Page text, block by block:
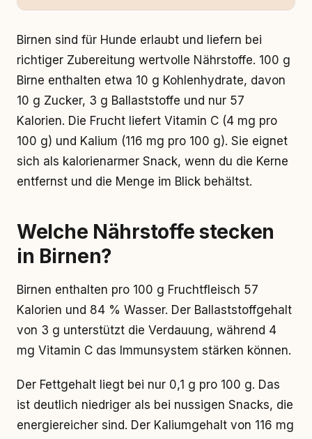
Birnen sind für Hunde erlaubt und liefern bei
richtiger Zubereitung wertvolle Nährstoffe. 100 g
Birne enthalten etwa 10 g Kohlenhydrate, davon
10 g Zucker, 3 g Ballaststoffe und nur 57
Kalorien. Die Frucht liefert Vitamin C (4 mg pro
100 g) und Kalium (116 mg pro 100 g). Sie eignet
sich als kalorienarmer Snack, wenn du die Kerne
entfernst und die Menge im Blick behältst.
Welche Nährstoffe stecken
in Birnen?
Birnen enthalten pro 100 g Fruchtfleisch 57
Kalorien und 84 % Wasser. Der Ballaststoffgehalt
von 3 g unterstützt die Verdauung, während 4
mg Vitamin C das Immunsystem stärken können.
Der Fettgehalt liegt bei nur 0,1 g pro 100 g. Das
ist deutlich niedriger als bei nussigen Snacks, die
energiereicher sind. Der Kaliumgehalt von 116 mg